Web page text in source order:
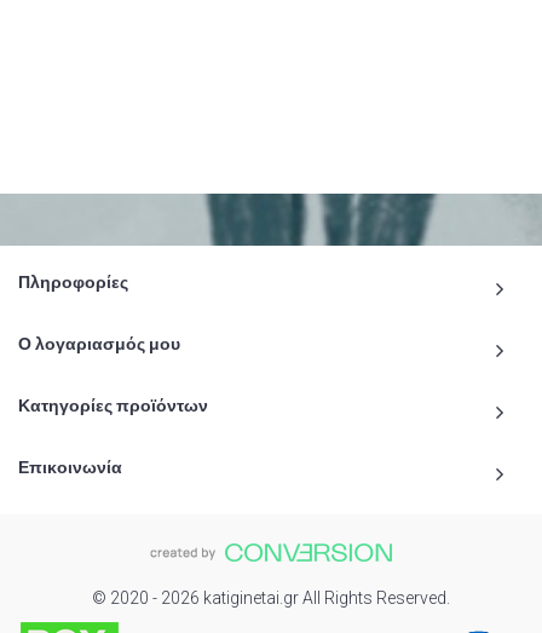
Πληροφορίες
Ο λογαριασμός μου
Κατηγορίες προϊόντων
Επικοινωνία
© 2020 - 2026 katiginetai.gr All Rights Reserved.